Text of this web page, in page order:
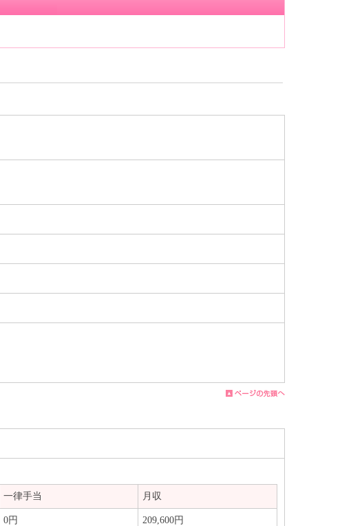
一律手当 月収
0円 209,600円